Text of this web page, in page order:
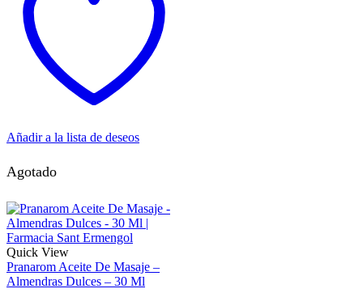
Añadir a la lista de deseos
Agotado
Quick View
Pranarom Aceite De Masaje –
Almendras Dulces – 30 Ml